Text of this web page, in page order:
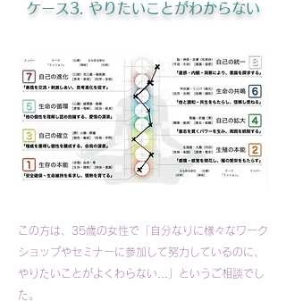
ケース3. やりたいことがわからない
この方は、35歳の女性で「自分なりに様々なワーク
ショップやセミナーに参加して努力しているのに、
やりたいことがよくわらない…」というご相談でし
た。